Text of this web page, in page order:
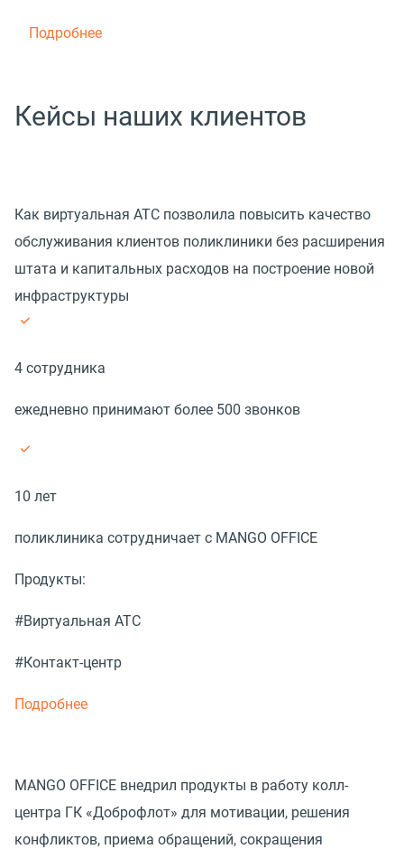
Подробнее
Кейсы наших клиентов
Как виртуальная АТС позволила повысить качество
обслуживания клиентов поликлиники без расширения
штата и капитальных расходов на построение новой
инфраструктуры
4 сотрудника
ежедневно принимают более 500 звонков
10 лет
поликлиника сотрудничает с MANGO OFFICE
Продукты:
#Виртуальная АТС
#Контакт-центр
Подробнее
MANGO OFFICE внедрил продукты в работу колл-
центра ГК «Доброфлот» для мотивации, решения
конфликтов, приема обращений, сокращения